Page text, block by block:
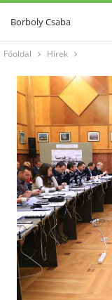
Borboly Csaba
Főoldal Hírek